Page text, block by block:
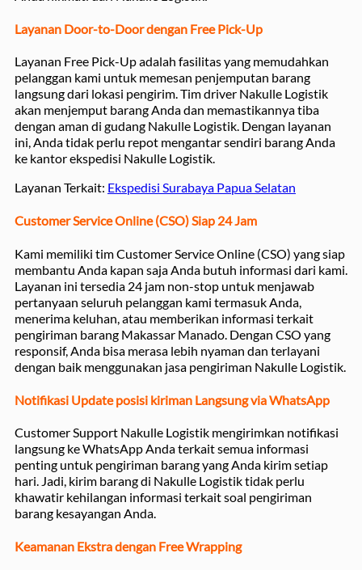
Layanan Door-to-Door dengan Free Pick-Up
Layanan Free Pick-Up adalah fasilitas yang memudahkan
pelanggan kami untuk memesan penjemputan barang
langsung dari lokasi pengirim. Tim driver Nakulle Logistik
akan menjemput barang Anda dan memastikannya tiba
dengan aman di gudang Nakulle Logistik. Dengan layanan
ini, Anda tidak perlu repot mengantar sendiri barang Anda
ke kantor ekspedisi Nakulle Logistik.
Layanan Terkait: Ekspedisi Surabaya Papua Selatan
Customer Service Online (CSO) Siap 24 Jam
Kami memiliki tim Customer Service Online (CSO) yang siap
membantu Anda kapan saja Anda butuh informasi dari kami.
Layanan ini tersedia 24 jam non-stop untuk menjawab
pertanyaan seluruh pelanggan kami termasuk Anda,
menerima keluhan, atau memberikan informasi terkait
pengiriman barang Makassar Manado. Dengan CSO yang
responsif, Anda bisa merasa lebih nyaman dan terlayani
dengan baik menggunakan jasa pengiriman Nakulle Logistik.
Notifikasi Update posisi kiriman Langsung via WhatsApp
Customer Support Nakulle Logistik mengirimkan notifikasi
langsung ke WhatsApp Anda terkait semua informasi
penting untuk pengiriman barang yang Anda kirim setiap
hari. Jadi, kirim barang di Nakulle Logistik tidak perlu
khawatir kehilangan informasi terkait soal pengiriman
barang kesayangan Anda.
Keamanan Ekstra dengan Free Wrapping